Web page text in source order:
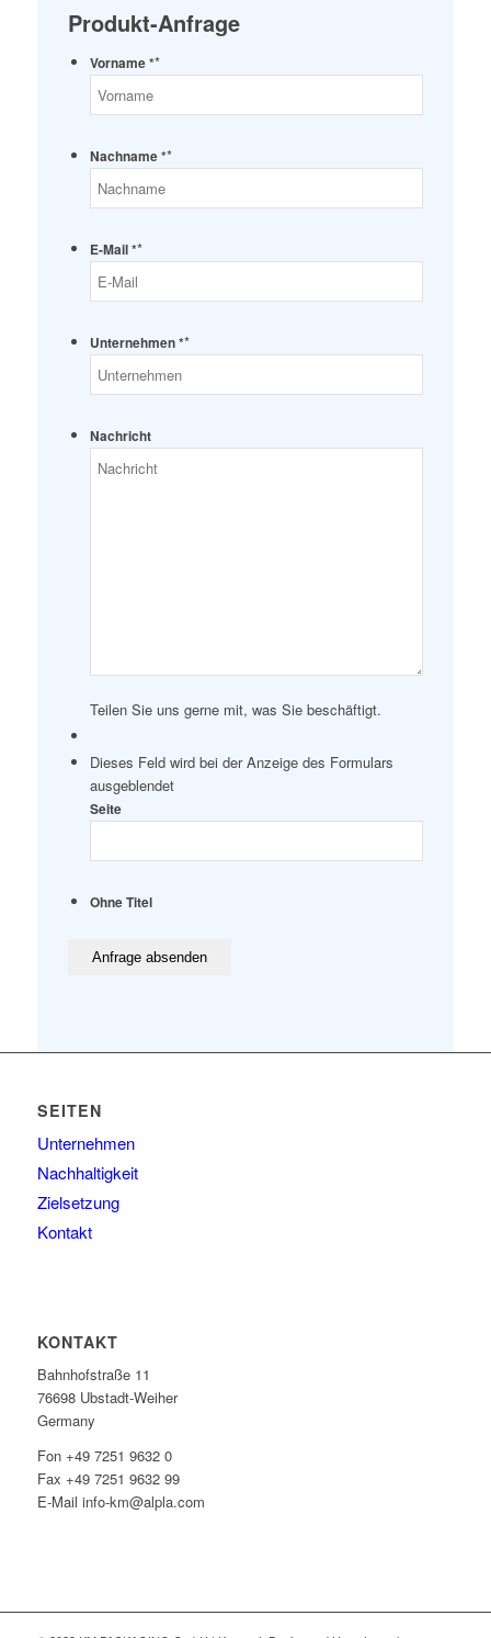
Produkt-Anfrage
Vorname **
Nachname **
E-Mail **
Unternehmen **
Nachricht
Teilen Sie uns gerne mit, was Sie beschäftigt.
Dieses Feld wird bei der Anzeige des Formulars
ausgeblendet
Seite
Ohne Titel
SEITEN
Unternehmen
Nachhaltigkeit
Zielsetzung
Kontakt
KONTAKT
Bahnhofstraße 11
76698 Ubstadt-Weiher
Germany
Fon +49 7251 9632 0
Fax +49 7251 9632 99
E-Mail info-km@alpla.com